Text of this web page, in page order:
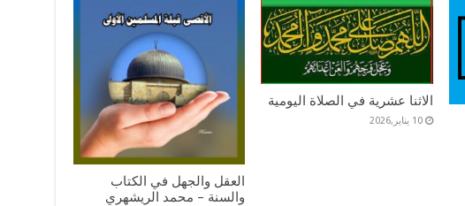
الاثنا عشرية في الصلاة اليومية
10 يناير,2026
العقل والجهل في الكتاب
والسنة – محمد الريشهري